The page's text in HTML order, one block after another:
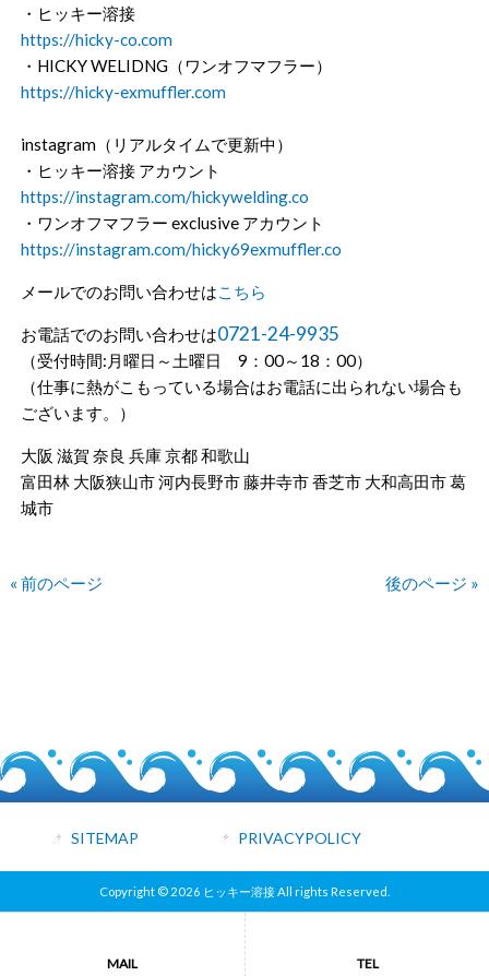
・ヒッキー溶接
https://hicky-co.com
・HICKY WELIDNG（ワンオフマフラー）
https://hicky-exmuffler.com
instagram（リアルタイムで更新中）
・ヒッキー溶接 アカウント
https://instagram.com/hickywelding.co
・ワンオフマフラー exclusive アカウント
https://instagram.com/hicky69exmuffler.co
メールでのお問い合わせはこちら
お電話でのお問い合わせは0721-24-9935
（受付時間:月曜日～土曜日 9：00～18：00）
（仕事に熱がこもっている場合はお電話に出られない場合も
ございます。）
大阪 滋賀 奈良 兵庫 京都 和歌山
富田林 大阪狭山市 河内長野市 藤井寺市 香芝市 大和高田市 葛
城市
« 前のページ 後のページ »
SITEMAP PRIVACYPOLICY
Copyright © 2026 ヒッキー溶接 All rights Reserved.
MAIL TEL